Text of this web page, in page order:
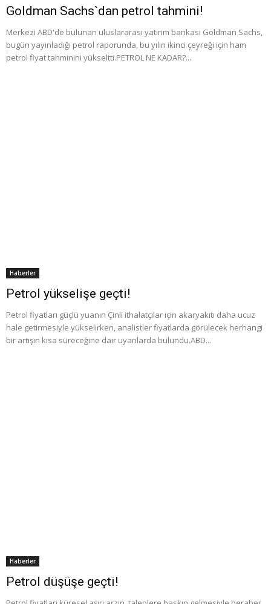
Goldman Sachs`dan petrol tahmini!
Merkezi ABD'de bulunan uluslararası yatırım bankası Goldman Sachs,
bugün yayınladığı petrol raporunda, bu yılın ikinci çeyreği için ham
petrol fiyat tahminini yükseltti.PETROL NE KADAR?...
Haberler
Petrol yükselişe geçti!
Petrol fiyatları güçlü yuanın Çinli ithalatçılar için akaryakıtı daha ucuz
hale getirmesiyle yükselirken, analistler fiyatlarda görülecek herhangi
bir artışın kısa süreceğine dair uyarılarda bulundu.ABD...
Haberler
Petrol düşüşe geçti!